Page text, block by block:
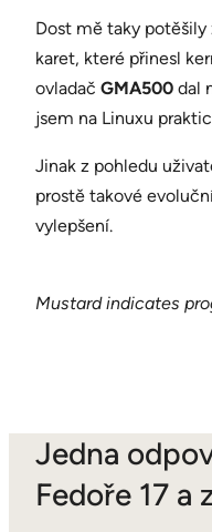
Dost mě taky
karet, které přinesl
ovladač GMA500 dal
jsem na Linuxu
Jinak z pohledu
prostě takové
vylepšení.
Mustard indicates
Jedna
Fedoře 17 a